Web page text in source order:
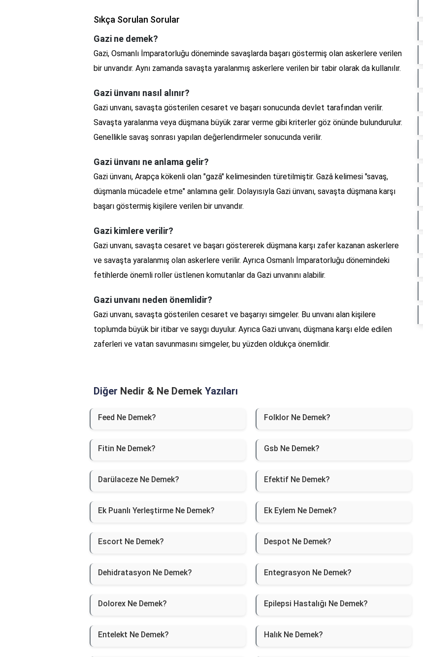
Sıkça Sorulan Sorular
Gazi ne demek?
Gazi, Osmanlı İmparatorluğu döneminde savaşlarda başarı göstermiş olan askerlere verilen
bir unvandır. Aynı zamanda savaşta yaralanmış askerlere verilen bir tabir olarak da kullanılır.
Gazi ünvanı nasıl alınır?
Gazi unvanı, savaşta gösterilen cesaret ve başarı sonucunda devlet tarafından verilir.
Savaşta yaralanma veya düşmana büyük zarar verme gibi kriterler göz önünde bulundurulur.
Genellikle savaş sonrası yapılan değerlendirmeler sonucunda verilir.
Gazi ünvanı ne anlama gelir?
Gazi ünvanı, Arapça kökenli olan "gazâ" kelimesinden türetilmiştir. Gazâ kelimesi "savaş,
düşmanla mücadele etme" anlamına gelir. Dolayısıyla Gazi ünvanı, savaşta düşmana karşı
başarı göstermiş kişilere verilen bir unvandır.
Gazi kimlere verilir?
Gazi unvanı, savaşta cesaret ve başarı göstererek düşmana karşı zafer kazanan askerlere
ve savaşta yaralanmış olan askerlere verilir. Ayrıca Osmanlı İmparatorluğu dönemindeki
fetihlerde önemli roller üstlenen komutanlar da Gazi unvanını alabilir.
Gazi unvanı neden önemlidir?
Gazi unvanı, savaşta gösterilen cesaret ve başarıyı simgeler. Bu unvanı alan kişilere
toplumda büyük bir itibar ve saygı duyulur. Ayrıca Gazi unvanı, düşmana karşı elde edilen
zaferleri ve vatan savunmasını simgeler, bu yüzden oldukça önemlidir.
Diğer Nedir & Ne Demek Yazıları
Feed Ne Demek? Folklor Ne Demek?
Fitin Ne Demek? Gsb Ne Demek?
Darülaceze Ne Demek? Efektif Ne Demek?
Ek Puanlı Yerleştirme Ne Demek? Ek Eylem Ne Demek?
Escort Ne Demek? Despot Ne Demek?
Dehidratasyon Ne Demek? Entegrasyon Ne Demek?
Dolorex Ne Demek? Epilepsi Hastalığı Ne Demek?
Entelekt Ne Demek? Halık Ne Demek?